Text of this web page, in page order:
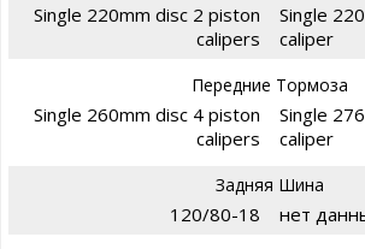
Single 220mm disc 2 piston
calipers
Single
caliper
Передние Тормоза
Single 260mm disc 4 piston
calipers
Single
caliper
Задняя Шина
120/80-18 нет